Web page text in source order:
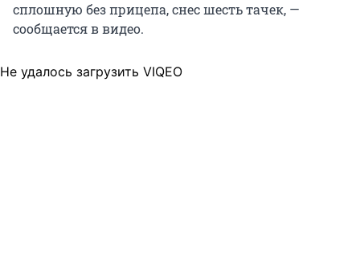
сплошную без прицепа, снес шесть тачек, —
сообщается в видео.
Не удалось загрузить VIQEO